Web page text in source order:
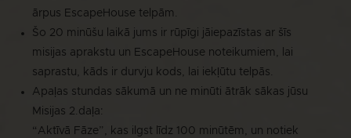
ārpus EscapeHouse telpām.
Šo 20 minūšu laikā jums ir rūpīgi jāiepazīstas ar šīs
misijas aprakstu un EscapeHouse noteikumiem, lai
saprastu, kāds ir durvju kods, lai iekļūtu telpās.
Apaļas stundas sākumā un ne minūti ātrāk sākas jūsu
Misijas 2.daļa:
“Aktīvā Fāze”, kas ilgst līdz 100 minūtēm, un notiek